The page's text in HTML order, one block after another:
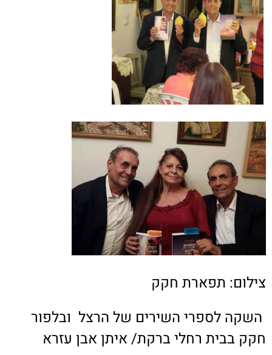
צילום: תפארת חקק
השקה לספרי השירים של הרצל ובלפור
חקק בבית רחלי ברקת/ איתן אבן עזרא